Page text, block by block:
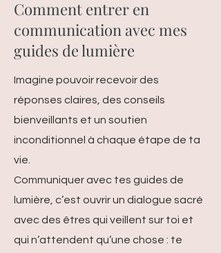
Comment entrer en
communication avec mes
guides de lumière
Imagine pouvoir recevoir des
réponses claires, des conseils
bienveillants et un soutien
inconditionnel à chaque étape de ta
vie.
Communiquer avec tes guides de
lumière, c’est ouvrir un dialogue sacré
avec des êtres qui veillent sur toi et
qui n’attendent qu’une chose : te